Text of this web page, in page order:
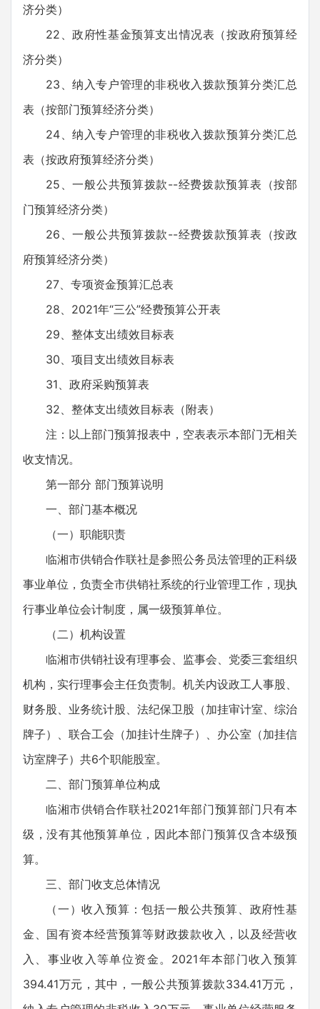
济分类）
22、政府性基金预算支出情况表（按政府预算经
济分类）
23、纳入专户管理的非税收入拨款预算分类汇总
表（按部门预算经济分类）
24、纳入专户管理的非税收入拨款预算分类汇总
表（按政府预算经济分类）
25、一般公共预算拨款--经费拨款预算表（按部
门预算经济分类）
26、一般公共预算拨款--经费拨款预算表（按政
府预算经济分类）
27、专项资金预算汇总表
28、2021年“三公”经费预算公开表
29、整体支出绩效目标表
30、项目支出绩效目标表
31、政府采购预算表
32、整体支出绩效目标表（附表）
注：以上部门预算报表中，空表表示本部门无相关
收支情况。
第一部分 部门预算说明
一、部门基本概况
（一）职能职责
临湘市供销合作联社是参照公务员法管理的正科级
事业单位，负责全市供销社系统的行业管理工作，现执
行事业单位会计制度，属一级预算单位。
（二）机构设置
临湘市供销社设有理事会、监事会、党委三套组织
机构，实行理事会主任负责制。机关内设政工人事股、
财务股、业务统计股、法纪保卫股（加挂审计室、综治
牌子）、联合工会（加挂计生牌子）、办公室（加挂信
访室牌子）共6个职能股室。
二、部门预算单位构成
临湘市供销合作联社2021年部门预算部门只有本
级，没有其他预算单位，因此本部门预算仅含本级预
算。
三、部门收支总体情况
（一）收入预算：包括一般公共预算、政府性基
金、国有资本经营预算等财政拨款收入，以及经营收
入、事业收入等单位资金。2021年本部门收入预算
394.41万元，其中，一般公共预算拨款334.41万元，